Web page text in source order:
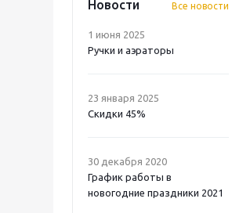
Новости Все новости
1 июня 2025
Ручки и аэраторы
23 января 2025
Скидки 45%
30 декабря 2020
График работы в
новогодние праздники 2021